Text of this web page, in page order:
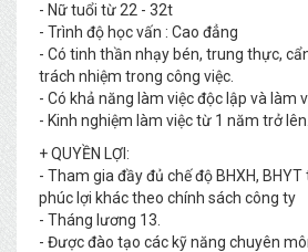
- Nữ tuổi từ 22 - 32t
- Trình độ học vấn : Cao đẳng
- Có tinh thần nhạy bén, trung thực,
trách nhiệm trong công việc.
- Có khả năng làm việc độc lập và làm
- Kinh nghiệm làm việc từ 1 năm trở lên.
+ QUYỀN LỢI:
- Tham gia đầy đủ chế độ BHXH,
phúc lợi khác theo chính sách công ty
- Tháng lương 13.
- Được đào tạo các kỹ năng chuyên